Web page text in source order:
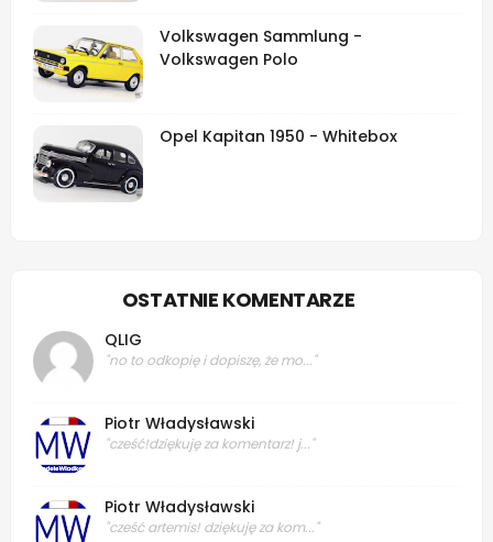
Volkswagen Sammlung -
Volkswagen Polo
Opel Kapitan 1950 - Whitebox
OSTATNIE KOMENTARZE
QLIG
"no to odkopię i dopiszę, że mo..."
Piotr Władysławski
"cześć!dziękuję za komentarz! j..."
Piotr Władysławski
"cześć artemis! dziękuję za kom..."